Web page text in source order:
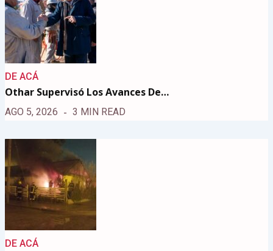
DE ACÁ
Othar Supervisó Los Avances De…
AGO 5, 2026 3 MIN READ
DE ACÁ